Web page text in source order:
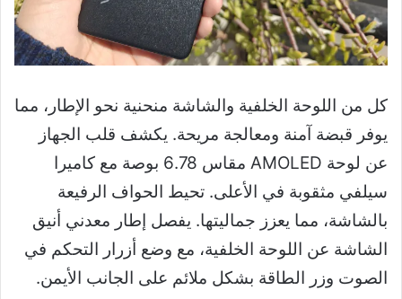
كل من اللوحة الخلفية والشاشة منحنية نحو الإطار، مما
يوفر قبضة آمنة ومعالجة مريحة. يكشف قلب الجهاز
عن لوحة AMOLED مقاس 6.78 بوصة مع كاميرا
سيلفي مثقوبة في الأعلى. تحيط الحواف الرفيعة
بالشاشة، مما يعزز جماليتها. يفصل إطار معدني أنيق
الشاشة عن اللوحة الخلفية، مع وضع أزرار التحكم في
الصوت وزر الطاقة بشكل ملائم على الجانب الأيمن.